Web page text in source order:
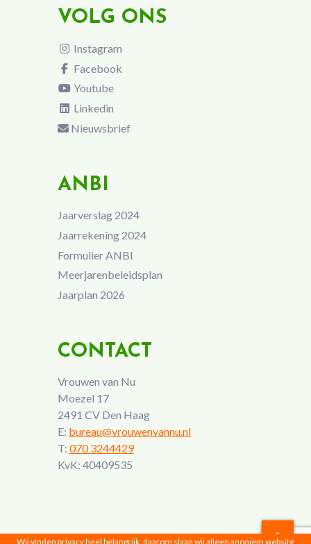
VOLG ONS
Instagram
Facebook
Youtube
Linkedin
Nieuwsbrief
ANBI
Jaarverslag 2024
Jaarrekening 2024
Formulier ANBI
Meerjarenbeleidsplan
Jaarplan 2026
CONTACT
Vrouwen van Nu
Moezel 17
2491 CV Den Haag
E: bureau@vrouwenvannu.nl
T: 070 3244429
KvK: 40409535
Wij vinden privacy heel belangrijk, daarom slaan wij alleen anoniem website